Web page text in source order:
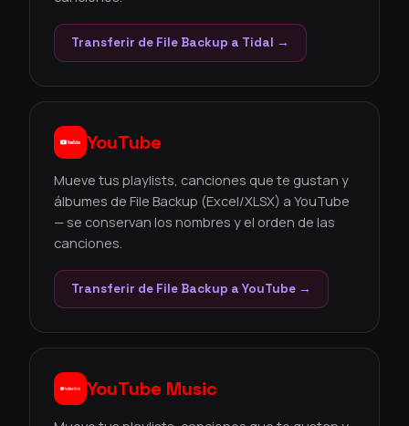
Transferir de File Backup a Tidal →
YouTube
Mueve tus playlists, canciones que te gustan y
álbumes de File Backup (Excel/XLSX) a YouTube
— se conservan los nombres y el orden de las
canciones.
Transferir de File Backup a YouTube →
YouTube Music